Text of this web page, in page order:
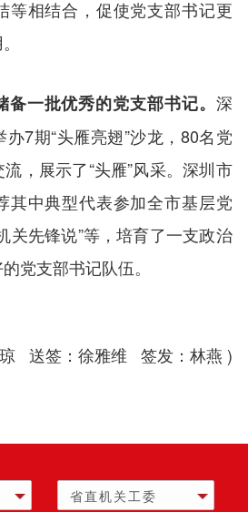
等相结合，促使党支部书记更
一批优秀的党支部书记。 深
7期“头雁亮翅”沙龙，80名党
，展示了“头雁”风采。深圳市
其中典型代表参加全市基层党
关先锋说”等，培育了一支政治
党支部书记队伍。
送签：徐雅维 签发：林燕 )
省直机关工委